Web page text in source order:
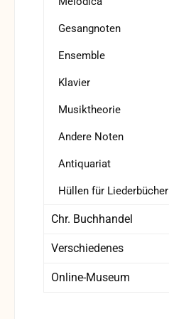
Gesangnoten
Ensemble
Klavier
Musiktheorie
Andere Noten
Antiquariat
Hüllen für Liederbücher
Chr. Buchhandel
Verschiedenes
Online-Museum